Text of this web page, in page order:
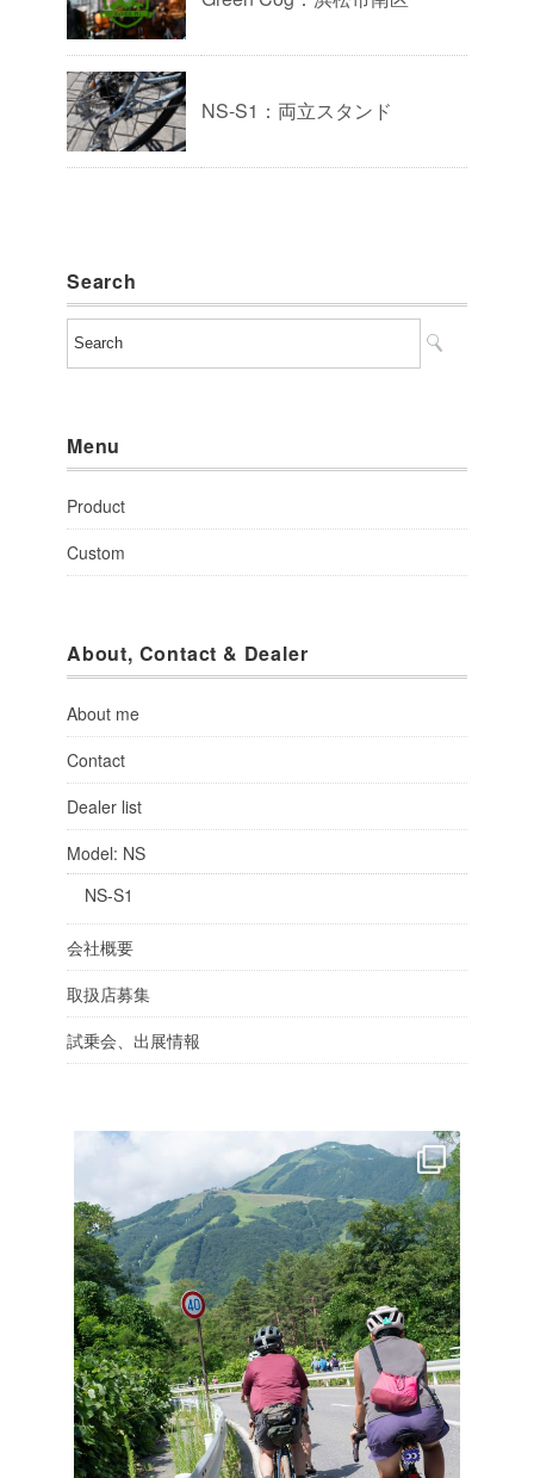
NS-S1：両立スタンド
Search
Menu
Product
Custom
About, Contact & Dealer
About me
Contact
Dealer list
Model: NS
NS-S1
会社概要
取扱店募集
試乗会、出展情報